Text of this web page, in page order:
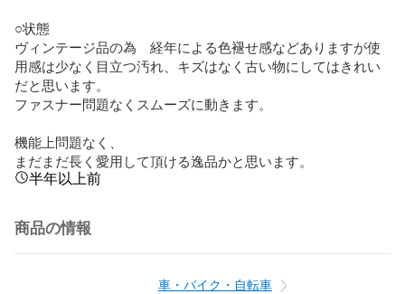
○状態
ヴィンテージ品の為　経年による色褪せ感などありますが使
用感は少なく目立つ汚れ、キズはなく古い物にしてはきれい
だと思います。
ファスナー問題なくスムーズに動きます。
機能上問題なく、
まだまだ長く愛用して頂ける逸品かと思います。
半年以上前
商品の情報
車・バイク・自転車